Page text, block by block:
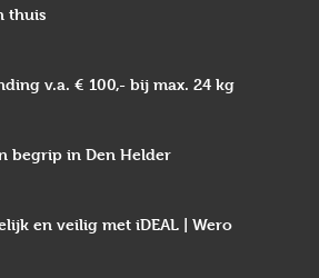
thuis
v.a. € 100,- bij max. 24 kg
begrip in Den Helder
en veilig met iDEAL | Wero